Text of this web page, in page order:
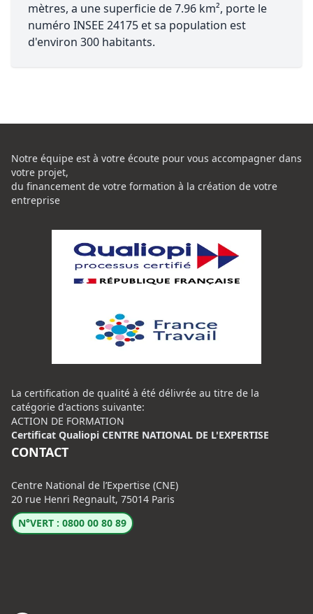
mètres, a une superficie de 7.96 km², porte le
numéro INSEE 24175 et sa population est
d'environ 300 habitants.
Notre équipe est à votre écoute pour vous accompagner dans
votre projet,
du financement de votre formation à la création de votre
entreprise
La certification de qualité à été délivrée au titre de la
catégorie d'actions suivante:
ACTION DE FORMATION
Certificat Qualiopi CENTRE NATIONAL DE L'EXPERTISE
CONTACT
Centre National de l’Expertise (CNE)
20 rue Henri Regnault, 75014 Paris
N°VERT : 0800 00 80 89